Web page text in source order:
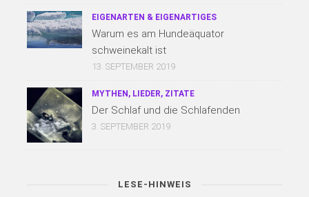
EIGENARTEN & EIGENARTIGES
Warum es am Hundeäquator
schweinekalt ist
13. SEPTEMBER 2019
MYTHEN, LIEDER, ZITATE
Der Schlaf und die Schlafenden
3. SEPTEMBER 2019
LESE-HINWEIS